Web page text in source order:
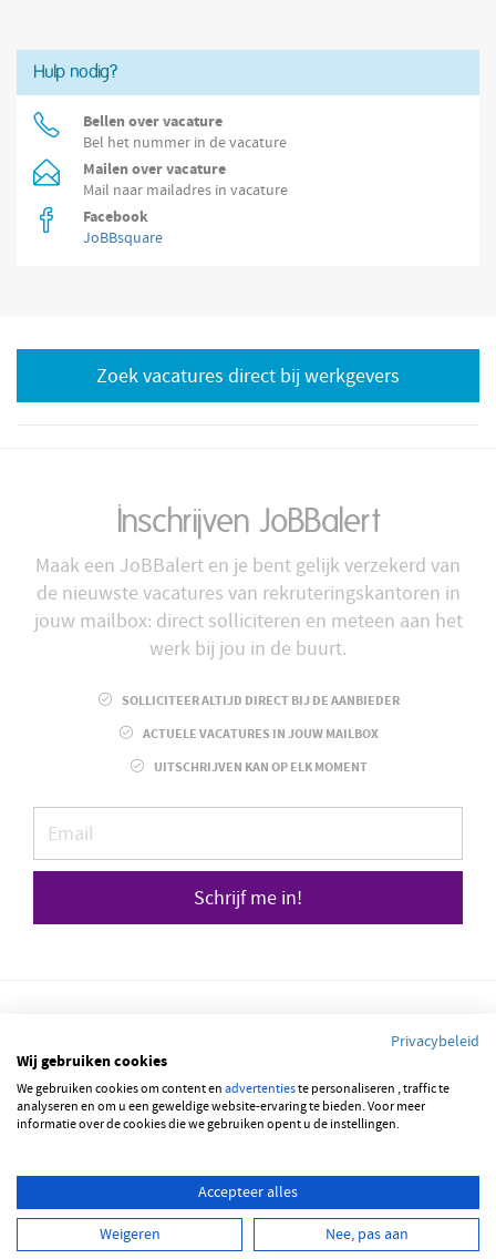
Hulp nodig?
Bellen over vacature
Bel het nummer in de vacature
Mailen over vacature
Mail naar mailadres in vacature
Facebook
JoBBsquare
Zoek vacatures direct bij werkgevers
Inschrijven JoBBalert
Maak een JoBBalert en je bent gelijk verzekerd van
de nieuwste vacatures van rekruteringskantoren in
jouw mailbox: direct solliciteren en meteen aan het
werk bij jou in de buurt.
SOLLICITEER ALTIJD DIRECT BIJ DE AANBIEDER
ACTUELE VACATURES IN JOUW MAILBOX
UITSCHRIJVEN KAN OP ELK MOMENT
Schrijf me in!
© 2026 JOBBSQUARE
NEDERLANDS FRANÇAIS
Privacybeleid
Wij gebruiken cookies
We gebruiken cookies om content en advertentieste personaliseren , traffic te
analyseren en om u een geweldige website-ervaring te bieden. Voor meer
informatie over de cookies die we gebruiken opent u de instellingen.
Accepteer alles
Weigeren Nee, pas aan